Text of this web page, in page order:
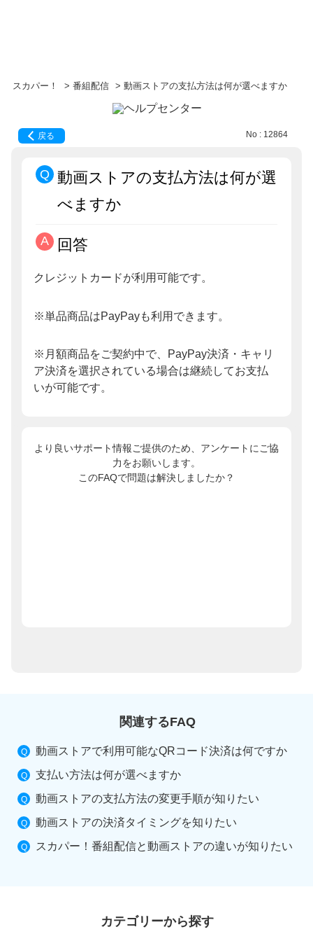
スカパー！ > 番組配信 > 動画ストアの支払方法は何が選べますか
戻る No : 12864
動画ストアの支払方法は何が選
べますか
回答
クレジットカードが利用可能です。
※単品商品はPayPayも利用できます。
※月額商品をご契約中で、PayPay決済・キャリ
ア決済を選択されている場合は継続してお支払
いが可能です。
より良いサポート情報ご提供のため、アンケートにご協
力をお願いします。
このFAQで問題は解決しましたか？
関連するFAQ
動画ストアで利用可能なQRコード決済は何ですか
支払い方法は何が選べますか
動画ストアの支払方法の変更手順が知りたい
動画ストアの決済タイミングを知りたい
スカパー！番組配信と動画ストアの違いが知りたい
カテゴリーから探す